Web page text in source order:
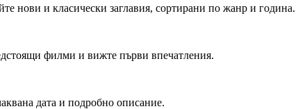
нови и класически заглавия, сортирани по жанр и година.
филми и вижте първи впечатления.
дата и подробно описание.